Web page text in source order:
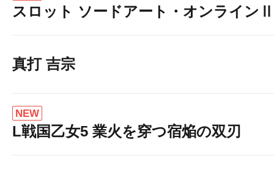
スロット ソードアート・オンラインⅡ
真打 吉宗
NEW
L戦国乙女5 業火を穿つ宿焔の双刃